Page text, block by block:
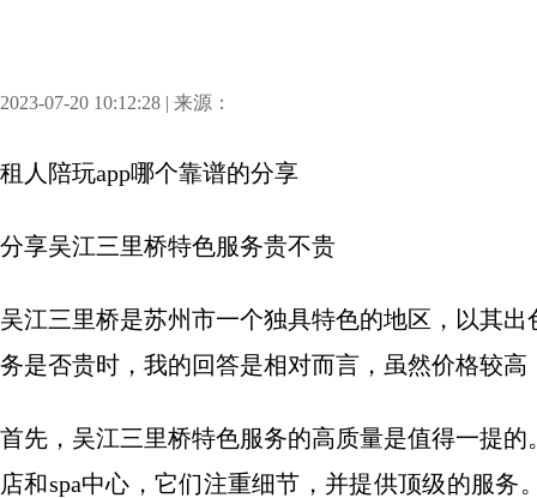
2023-07-20 10:12:28 | 来源：
租人陪玩app哪个靠谱的分享
分享吴江三里桥特色服务贵不贵
吴江三里桥是苏州市一个独具特色的地区，以其
务是否贵时，我的回答是相对而言，虽然价格较
首先，吴江三里桥特色服务的高质量是值得一提
店和spa中心，它们注重细节，并提供顶级的服